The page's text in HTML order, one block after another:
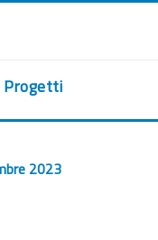
Progetti
2023